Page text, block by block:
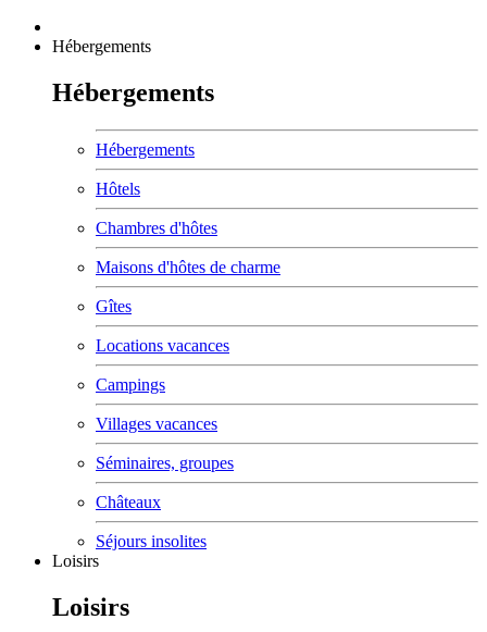
Hébergements
Hébergements
Hébergements
Hôtels
Chambres d'hôtes
Maisons d'hôtes de charme
Gîtes
Locations vacances
Campings
Villages vacances
Séminaires, groupes
Châteaux
Séjours insolites
Loisirs
Loisirs